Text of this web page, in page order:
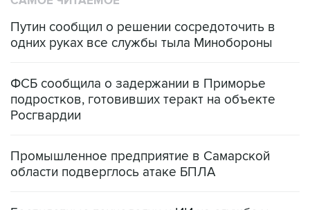
ФСБ сообщила о задержании в Приморье
Росгвардии
Промышленное предприятие в Самарской
Беспилотные технологии и ИИ на службе у